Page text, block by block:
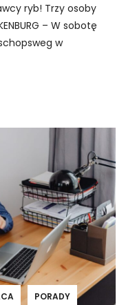
ryb! Trzy osoby
– W sobotę
w
PORADY